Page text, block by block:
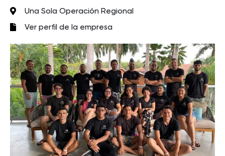
Una Sola Operación Regional
Ver perfil de la empresa